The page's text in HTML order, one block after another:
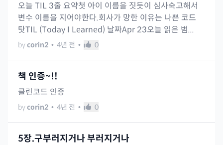
오늘 TIL 3줄 요약첫 아이 이름을 짓듯이 심사숙고해서
변수 이름을 지어야한다.회사가 망한 이유는 나쁜 코드
탓TIL (Today I Learned) 날짜Apr 23오늘 읽은 범...
bycorin2 • 4년 전 • 0
책 인증~!!
클린코드 인증
bycorin2 • 4년 전 • 0
5장.구부러지거나 부러지거나